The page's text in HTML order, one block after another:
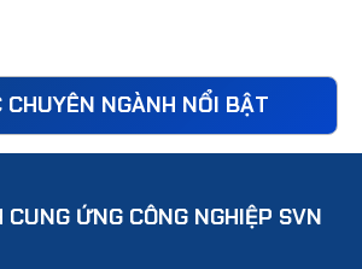
NGÀNH NỔI BẬT
CUNG ỨNG CÔNG NGHIỆP SVN